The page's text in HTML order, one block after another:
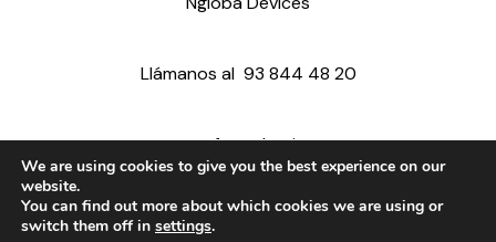
Llámanos al 93 844 48 20
ventas@fenoplastica.com
export@fenoplastica.com
We are using cookies to give you the best experience on our
website.
You can find out more about which cookies we are using or
switch them off in settings.